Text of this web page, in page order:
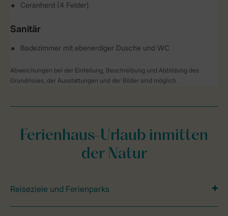
Ceranherd (4 Felder)
Sanitär
Badezimmer mit ebenerdiger Dusche und WC
Abweichungen bei der Einteilung, Beschreibung und Abbildung des
Grundrisses, der Ausstattungen und der Bilder sind möglich.
Ferienhaus-Urlaub inmitten
der Natur
Reiseziele und Ferienparks